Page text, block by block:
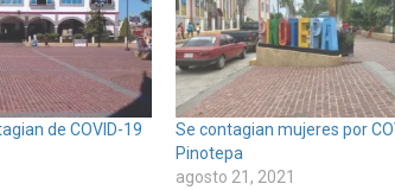
de COVID-19
Se contagian mujeres por
Pinotepa
agosto 21, 2021